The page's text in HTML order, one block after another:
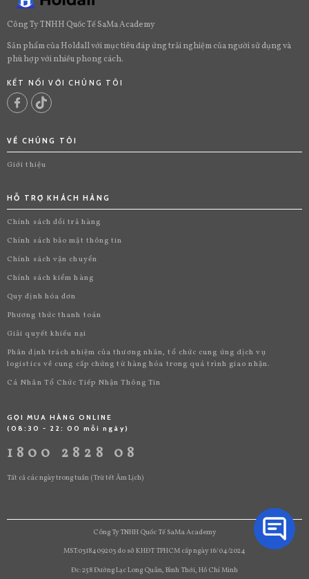
Công Ty TNHH Quốc Tế SaMa Academy
Sản phẩm của Holdall với mục tiêu đáp ứng trải nghiệm của người sử dụng và
phù hợp với nhiều phong cách.
KẾT NỐI VỚI CHÚNG TÔI
VỀ CHÚNG TÔI
Giới thiệu
HỖ TRỢ KHÁCH HÀNG
Chính sách đổi trả hàng
Chính sách bảo mật thông tin
Chính sách vận chuyển
Chính sách kiểm hàng
Quy định hóa đơn
Phương thức thanh toán
Giải quyết khiếu nại
Phân định trách nhiệm của thương nhân, tổ chức cung ứng dịch vụ
logistics về cung cấp chứng từ hàng hóa trong quá trình giao nhận.
Cá Nhân Tổ Chức Tiếp Nhận Thông Tin
GỌI MUA HÀNG ONLINE
(08:30 - 22: 00 mỗi ngày)
1800 2828 08
Tất cả các ngày trong tuần (Trừ tết Âm Lịch)
Công Ty TNHH Quốc Tế SaMa Academy
MST:0318409203 do sở KHĐT TPHCM cấp ngày 16/04/2024
Đc: 258 Đường Lạc Long Quân, Bình Thới, Hồ Chí Minh